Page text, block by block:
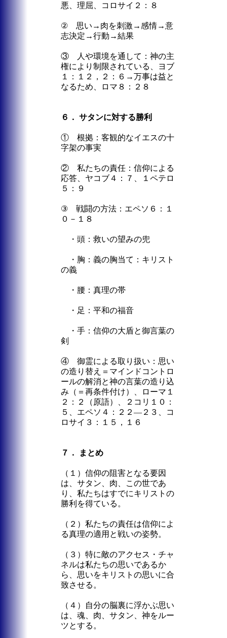
悪、理屈、コロサイ２：８
② 思い→肉を刺激→感情→意
志決定→行動→結果
③ 人や環境を通して：神の主
権により制限されている、ヨブ
１：１２，２：６→万事は益と
なるため、ロマ８：２８
６． サタンに対する勝利
① 根拠：客観的なイエスの十
字架の事実
② 私たちの責任：信仰による
応答、ヤコブ４：７、１ペテロ
５：９
③ 戦闘の方法：エペソ６：１
０－１８
・頭：救いの望みの兜
・胸：義の胸当て：キリスト
の義
・腰：真理の帯
・足：平和の福音
・手：信仰の大盾と御言葉の
剣
④ 御霊による取り扱い：思い
の造り替え＝マインドコントロ
ールの解消と神の言葉の造り込
み（＝再条件付け）、ローマ１
２：２（原語）、２コリ１０：
５、エペソ４：２２―２３、コ
ロサイ３：１５，１６
７． まとめ
（１）信仰の阻害となる要因
は、サタン、肉、この世であ
り、私たちはすでにキリストの
勝利を得ている。
（２）私たちの責任は信仰によ
る真理の適用と戦いの姿勢。
（３）特に敵のアクセス・チャ
ネルは私たちの思いであるか
ら、思いをキリストの思いに合
致させる。
（４）自分の脳裏に浮かぶ思い
は、魂、肉、サタン、神をルー
ツとする。